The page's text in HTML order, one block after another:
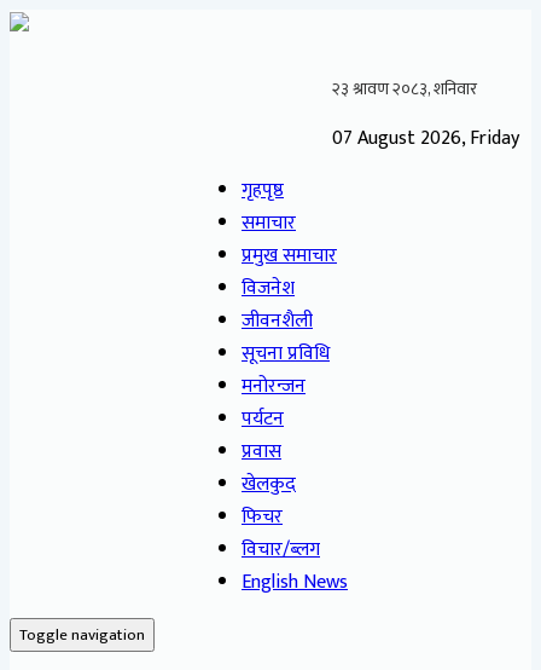
07 August 2026, Friday
गृहपृष्ठ
समाचार
प्रमुख समाचार
विजनेश
जीवनशैली
सूचना प्रविधि
मनोरन्जन
पर्यटन
प्रवास
खेलकुद
फिचर
विचार/ब्लग
English News
Toggle navigation